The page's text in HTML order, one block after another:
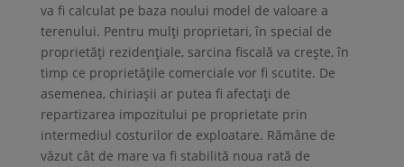
va fi calculat pe baza noului model de valoare a
terenului. Pentru mulți proprietari, în special de
proprietăți rezidențiale, sarcina fiscală va crește, în
timp ce proprietățile comerciale vor fi scutite. De
asemenea, chiriașii ar putea fi afectați de
repartizarea impozitului pe proprietate prin
intermediul costurilor de exploatare. Rămâne de
văzut cât de mare va fi stabilită noua rată de